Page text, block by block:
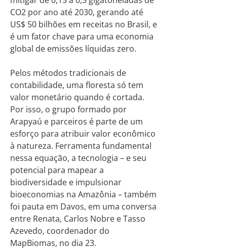
CO2 por ano até 2030, gerando até
US$ 50 bilhões em receitas no Brasil, e
é um fator chave para uma economia
global de emissões líquidas zero.
Pelos métodos tradicionais de
contabilidade, uma floresta só tem
valor monetário quando é cortada.
Por isso, o grupo formado por
Arapyaú e parceiros é parte de um
esforço para atribuir valor econômico
à natureza. Ferramenta fundamental
nessa equação, a tecnologia – e seu
potencial para mapear a
biodiversidade e impulsionar
bioeconomias na Amazônia – também
foi pauta em Davos, em uma conversa
entre Renata, Carlos Nobre e Tasso
Azevedo, coordenador do
MapBiomas, no dia 23.